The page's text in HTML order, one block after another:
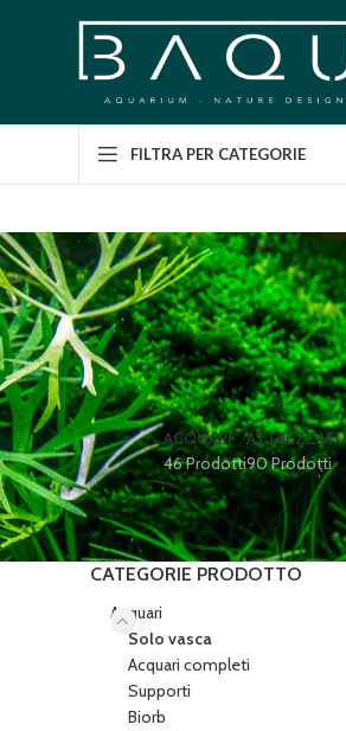
FILTRA PER CATEGORIE
ACQUARI
46 Prodotti90 Prodotti
CATEGORIE PRODOTTO
Acquari
Solo vasca
Acquari completi
Supporti
Biorb